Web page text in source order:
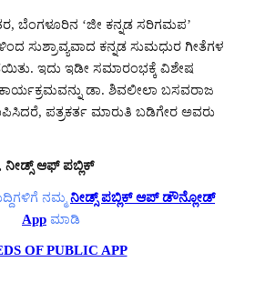
ಬೆಂಗಳೂರಿನ ‘ಜೀ ಕನ್ನಡ ಸರಿಗಮಪ’
ಸುಶ್ರಾವ್ಯವಾದ ಕನ್ನಡ ಸುಮಧುರ ಗೀತೆಗಳ
ಇದು ಇಡೀ ಸಮಾರಂಭಕ್ಕೆ ವಿಶೇಷ
ಡಾ. ಶಿವಲೀಲಾ ಬಸವರಾಜ
ಪತ್ರಕರ್ತ ಮಾರುತಿ ಬಡಿಗೇರ ಅವರು
ನೀಡ್ಸ್ ಆಫ್ ಪಬ್ಲಿಕ್
ನಮ್ಮ ನೀಡ್ಸ್ ಪಬ್ಲಿಕ್ ಆಪ್ ಡೌನ್ಲೋಡ್
App ಮಾಡಿ
OF PUBLIC APP